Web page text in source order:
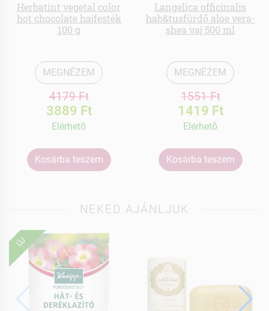
Herbatint vegetal color
hot chocolate hajfesték
100 g
MEGNÉZEM
4179 Ft
3889 Ft
Elérhetõ
Kosárba teszem
Langelica officinalis
hab&tusfürdő aloe vera-
shea vaj 500 ml
MEGNÉZEM
1551 Ft
1419 Ft
Elérhetõ
Kosárba teszem
NEKED AJÁNLJUK
ÚJ